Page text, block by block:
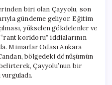
Ticaret
için
İmara
Açılıyor
için
biri olan Çayyolu, son
gündeme geliyor. Eğitim
yükselen gökdelenler ve
koridoru” iddialarının
Mimarlar Odası Ankara
bölgedeki dönüşümün
Çayyolu’nun bir